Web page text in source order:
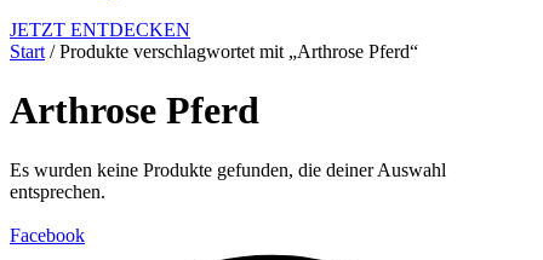
JETZT ENTDECKEN
Start / Produkte verschlagwortet mit „Arthrose Pferd“
Arthrose Pferd
Es wurden keine Produkte gefunden, die deiner Auswahl
entsprechen.
Facebook